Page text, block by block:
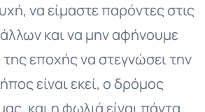
να είμαστε παρόντες στις
και να μην αφήνουμε
της εποχής να στεγνώσει την
είναι εκεί, ο δρόμος
και η φωλιά είναι πάντα